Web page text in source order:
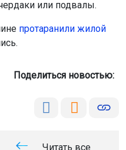
дети
МАСС
два седана —